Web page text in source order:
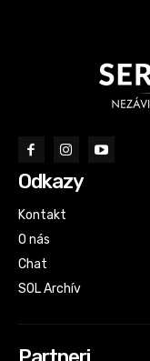
Odkazy
Kontakt
O nás
Chat
SOL Archív